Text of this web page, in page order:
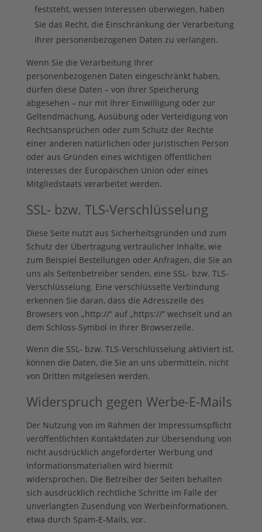
feststeht, wessen Interessen überwiegen, haben
Sie das Recht, die Einschränkung der Verarbeitung
Ihrer personenbezogenen Daten zu verlangen.
Wenn Sie die Verarbeitung Ihrer
personenbezogenen Daten eingeschränkt haben,
dürfen diese Daten – von ihrer Speicherung
abgesehen – nur mit Ihrer Einwilligung oder zur
Geltendmachung, Ausübung oder Verteidigung von
Rechtsansprüchen oder zum Schutz der Rechte
einer anderen natürlichen oder juristischen Person
oder aus Gründen eines wichtigen öffentlichen
Interesses der Europäischen Union oder eines
Mitgliedstaats verarbeitet werden.
SSL- bzw. TLS-Verschlüsselung
Diese Seite nutzt aus Sicherheitsgründen und zum
Schutz der Übertragung vertraulicher Inhalte, wie
zum Beispiel Bestellungen oder Anfragen, die Sie an
uns als Seitenbetreiber senden, eine SSL- bzw. TLS-
Verschlüsselung. Eine verschlüsselte Verbindung
erkennen Sie daran, dass die Adresszeile des
Browsers von „http://“ auf „https://“ wechselt und an
dem Schloss-Symbol in Ihrer Browserzeile.
Wenn die SSL- bzw. TLS-Verschlüsselung aktiviert ist,
können die Daten, die Sie an uns übermitteln, nicht
von Dritten mitgelesen werden.
Widerspruch gegen Werbe-E-Mails
Der Nutzung von im Rahmen der Impressumspflicht
veröffentlichten Kontaktdaten zur Übersendung von
nicht ausdrücklich angeforderter Werbung und
Informationsmaterialien wird hiermit
widersprochen. Die Betreiber der Seiten behalten
sich ausdrücklich rechtliche Schritte im Falle der
unverlangten Zusendung von Werbeinformationen,
etwa durch Spam-E-Mails, vor.